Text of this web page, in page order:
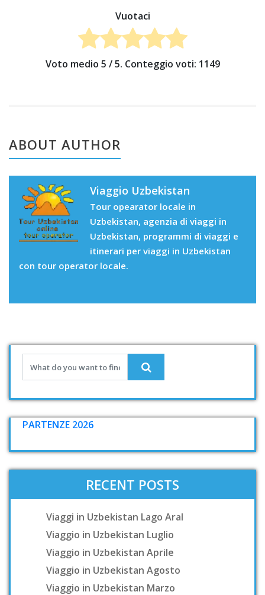
Vuotaci
Voto medio 5 / 5. Conteggio voti: 1149
ABOUT AUTHOR
Viaggio Uzbekistan
Tour opearator locale in
Uzbekistan, agenzia di viaggi in
Uzbekistan, programmi di viaggi e
itinerari per viaggi in Uzbekistan
con tour operator locale.
PARTENZE 2026
RECENT POSTS
Viaggi in Uzbekistan Lago Aral
Viaggio in Uzbekistan Luglio
Viaggio in Uzbekistan Aprile
Viaggio in Uzbekistan Agosto
Viaggio in Uzbekistan Marzo